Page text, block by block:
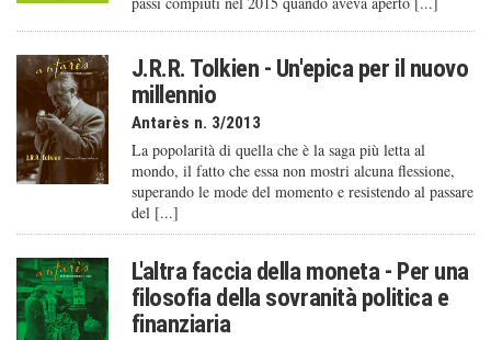
J.R.R. Tolkien - Un'epica per il nuovo
millennio
Antarès n. 3/2013
La popolarità di quella che è la saga più letta al
mondo, il fatto che essa non mostri alcuna flessione,
superando le mode del momento e resistendo al passare
del [...]
L'altra faccia della moneta - Per una
filosofia della sovranità politica e
finanziaria